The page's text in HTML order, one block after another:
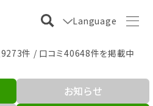
Language
9273件 / 口コミ40648件を掲載中
お知らせ